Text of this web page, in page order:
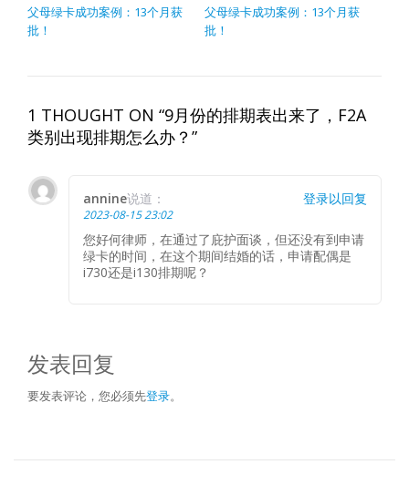
父母绿卡成功案例：13个月获
批！
父母绿卡成功案例：13个月获
批！
1 THOUGHT ON “9月份的排期表出来了，F2A
类别出现排期怎么办？”
annine说道：
2023-08-15 23:02
您好何律师，在通过了庇护面谈，但还没有到申请
绿卡的时间，在这个期间结婚的话，申请配偶是
i730还是i130排期呢？
登录以回复
发表回复
要发表评论，您必须先登录。